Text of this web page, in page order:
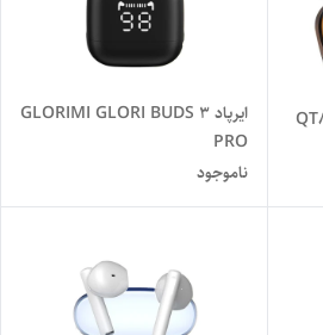
ایرپاد GLORIMI GLORI BUDS 3
PRO
ناموجود